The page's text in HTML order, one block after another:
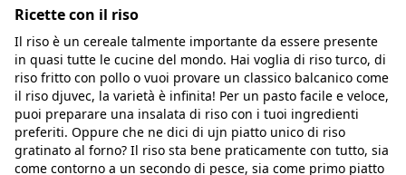
Ricette con il riso
Il riso è un cereale talmente importante da essere presente
in quasi tutte le cucine del mondo. Hai voglia di riso turco, di
riso fritto con pollo o vuoi provare un classico balcanico come
il riso djuvec, la varietà è infinita! Per un pasto facile e veloce,
puoi preparare una insalata di riso con i tuoi ingredienti
preferiti. Oppure che ne dici di ujn piatto unico di riso
gratinato al forno? Il riso sta bene praticamente con tutto, sia
come contorno a un secondo di pesce, sia come primo piatto